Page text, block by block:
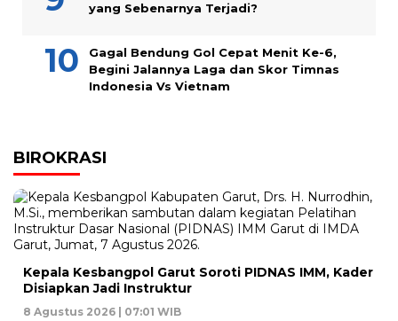
yang Sebenarnya Terjadi?
Gagal Bendung Gol Cepat Menit Ke-6,
Begini Jalannya Laga dan Skor Timnas
Indonesia Vs Vietnam
BIROKRASI
Kepala Kesbangpol Garut Soroti PIDNAS IMM, Kader
Disiapkan Jadi Instruktur
8 Agustus 2026 | 07:01 WIB